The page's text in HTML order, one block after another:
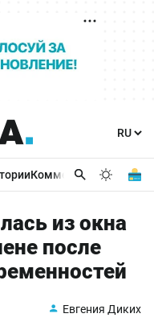
КомментарииБизнес
из окна
после
Евгения Диких